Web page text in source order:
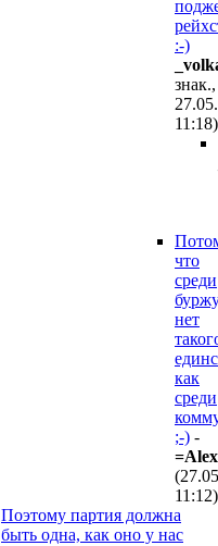
:-)
знак.,
11:18)
что
среди
нет
как
среди
;-) -
11:12)
Поэтому партия должна
быть одна, как оно у нас